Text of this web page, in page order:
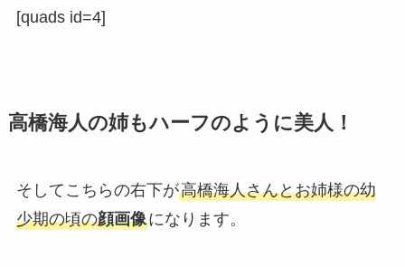
[quads id=4]
高橋海人の姉もハーフのように美人！
そしてこちらの右下が高橋海人さんとお姉様の幼
少期の頃の顔画像になります。